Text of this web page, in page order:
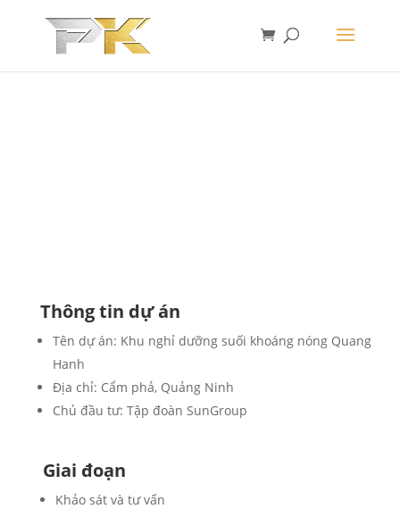
Thông tin dự án
Tên dự án: Khu nghỉ dưỡng suối khoáng nóng Quang
Hanh
Địa chỉ: Cẩm phả, Quảng Ninh
Chủ đầu tư: Tập đoàn SunGroup
Giai đoạn
Khảo sát và tư vấn